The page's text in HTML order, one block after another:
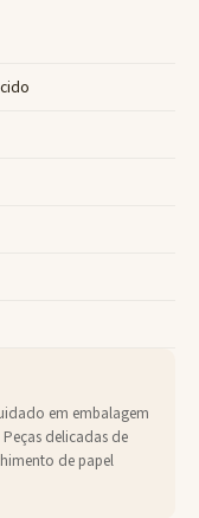
em embalagem
delicadas de
de papel